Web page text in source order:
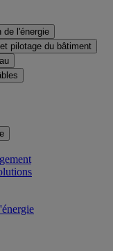
de l'énergie
pilotage du bâtiment